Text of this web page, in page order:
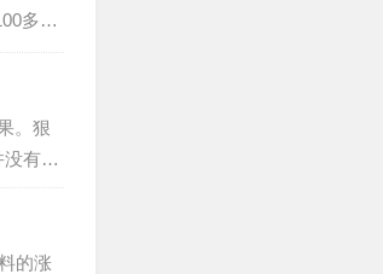
多
。狠
有传
的涨